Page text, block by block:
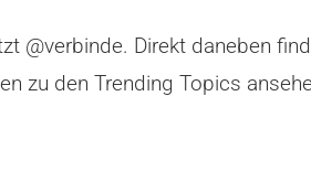
@verbinde. Direkt daneben
zu den Trending Topics